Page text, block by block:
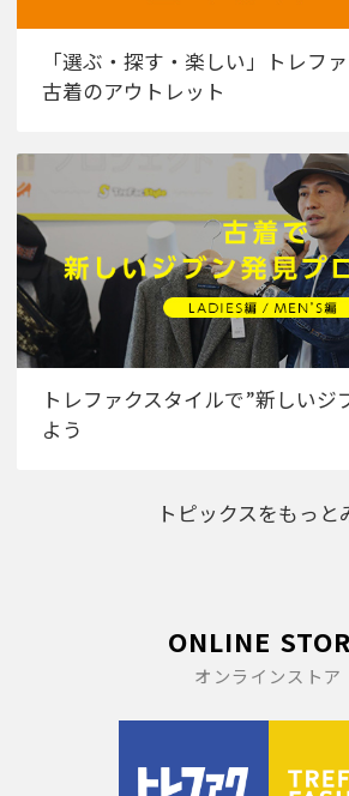
「選ぶ・探す・楽しい」トレフ
古着のアウトレット
トレファクスタイルで”新しいジ
よう
トピックスをもっと
ONLINE
オンラインストア